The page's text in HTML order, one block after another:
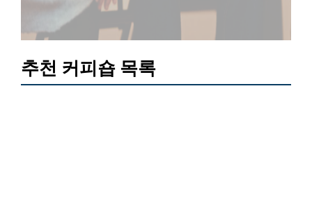
추천 커피숍 목록